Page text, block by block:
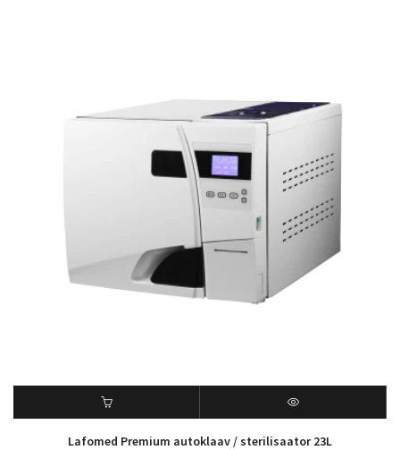
Lafomed Premium autoklaav / sterilisaator 23L